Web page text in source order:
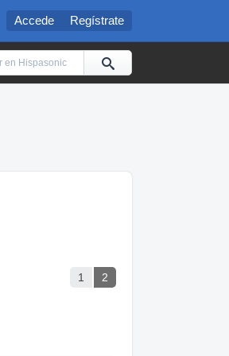
Accede Regístrate
1 2